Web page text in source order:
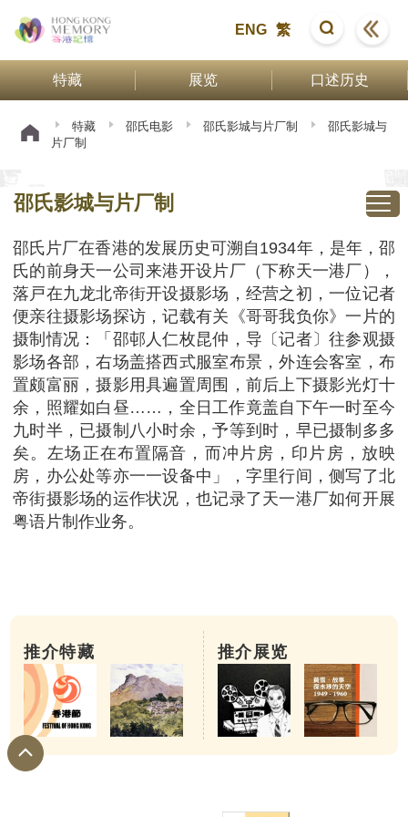
ENG 繁
特藏 展览 口述历史
特藏 邵氏电影 邵氏影城与片厂制
邵氏影城与
片厂制
邵氏影城与片厂制
邵氏片厂在香港的发展历史可溯自1934年，是年，邵
氏的前身天一公司来港开设片厂（下称天一港厂），
落戸在九龙北帝街开设摄影场，经营之初，一位记者
便亲往摄影场探访，记载有关《哥哥我负你》一片的
摄制情况：「邵邨人仁枚昆仲，导〔记者〕往参观摄
影场各部，右场盖搭西式服室布景，外连会客室，布
置颇富丽，摄影用具遍置周围，前后上下摄影光灯十
余，照耀如白昼……，全日工作竟盖自下午一时至今
九时半，已摄制八小时余，予等到时，早已摄制多多
矣。左场正在布置隔音，而冲片房，印片房，放映
房，办公处等亦一一设备中」，字里行间，侧写了北
帝街摄影场的运作状况，也记录了天一港厂如何开展
粤语片制作业务。
推介特藏 推介展览